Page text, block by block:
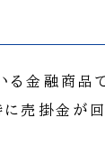
る金融商品
売掛金が